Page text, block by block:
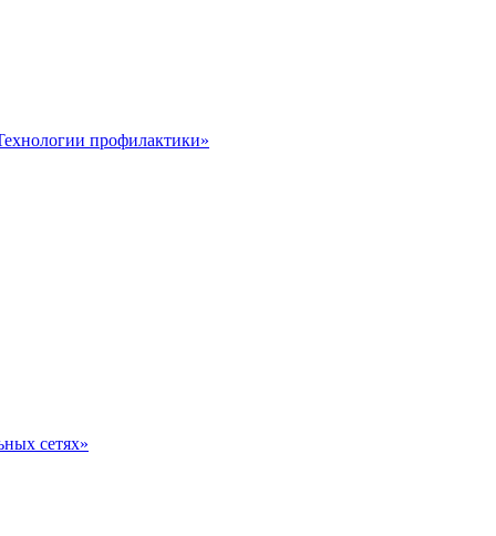
профилактики»
сетях»